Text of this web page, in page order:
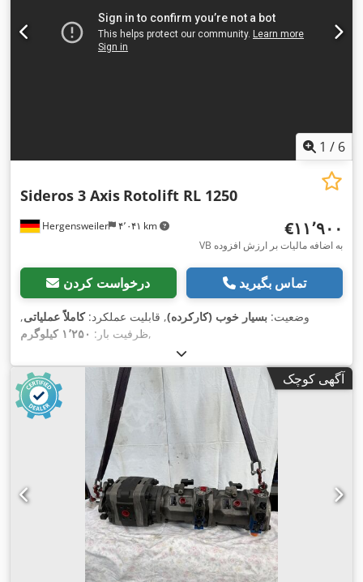
1 / 6
Hergensweiler ۴٬۰۴۱ km
Sideros 3 Axis Rotolift RL 1250
‎€۱۱٬۹۰۰
VB به اضافه مالیات بر ارزش افزوده
درخواست کردن تماس بگیرید
وضعیت: بسیار خوب (کارکرده), قابلیت عملکرد:کاملاً عملیاتی,
ظرفیت بار: ۱٬۲۵۰ کیلوگرم ,
آگهی کوچک